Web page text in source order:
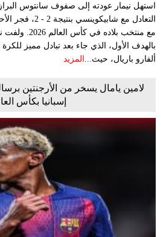
استهل نيمار عودته إلى صفوف سانتوس
التعادل مع
مع منتخب
بالهدف الأول، الذي جاء بعد تبادل مميز
ألفارو باريال، حيث... المزيد
لامين يامال يسخر من الأرجنتين
إسبانيا بكأس